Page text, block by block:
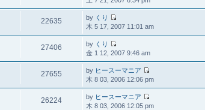
22635 by くり
木 5 17, 2007 11:01 am
27406 by くり
金 1 12, 2007 9:46 am
27655 by ヒースーマニア
木 8 03, 2006 12:06 pm
26224 by ヒースーマニア
木 8 03, 2006 12:05 pm